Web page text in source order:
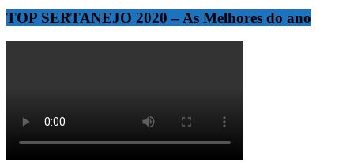
TOP SERTANEJO 2020 – As Melhores do ano